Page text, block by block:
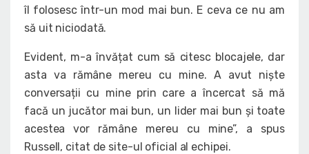
îl folosesc într-un mod mai bun. E ceva ce nu am
să uit niciodată.
Evident, m-a învățat cum să citesc blocajele, dar
asta va rămâne mereu cu mine. A avut niște
conversații cu mine prin care a încercat să mă
facă un jucător mai bun, un lider mai bun și toate
acestea vor rămâne mereu cu mine”, a spus
Russell, citat de site-ul oficial al echipei.